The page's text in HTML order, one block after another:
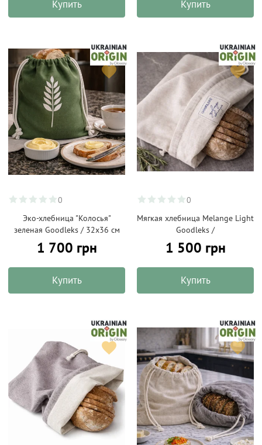
Купить Купить
0
Эко-хлебница "Колосья"
зеленая Goodleks / 32х36 см
1 700 грн
Купить
0
Мягкая хлебница Melange Light
Goodleks /
1 500 грн
Купить